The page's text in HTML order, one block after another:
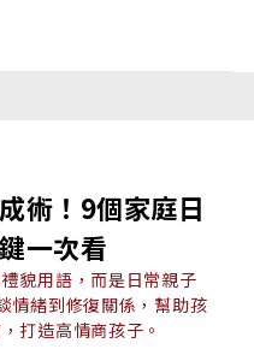
術！9個家庭日
一次看
貌用語，而是日常親子
情緒到修復關係，幫助孩
打造高情商孩子。